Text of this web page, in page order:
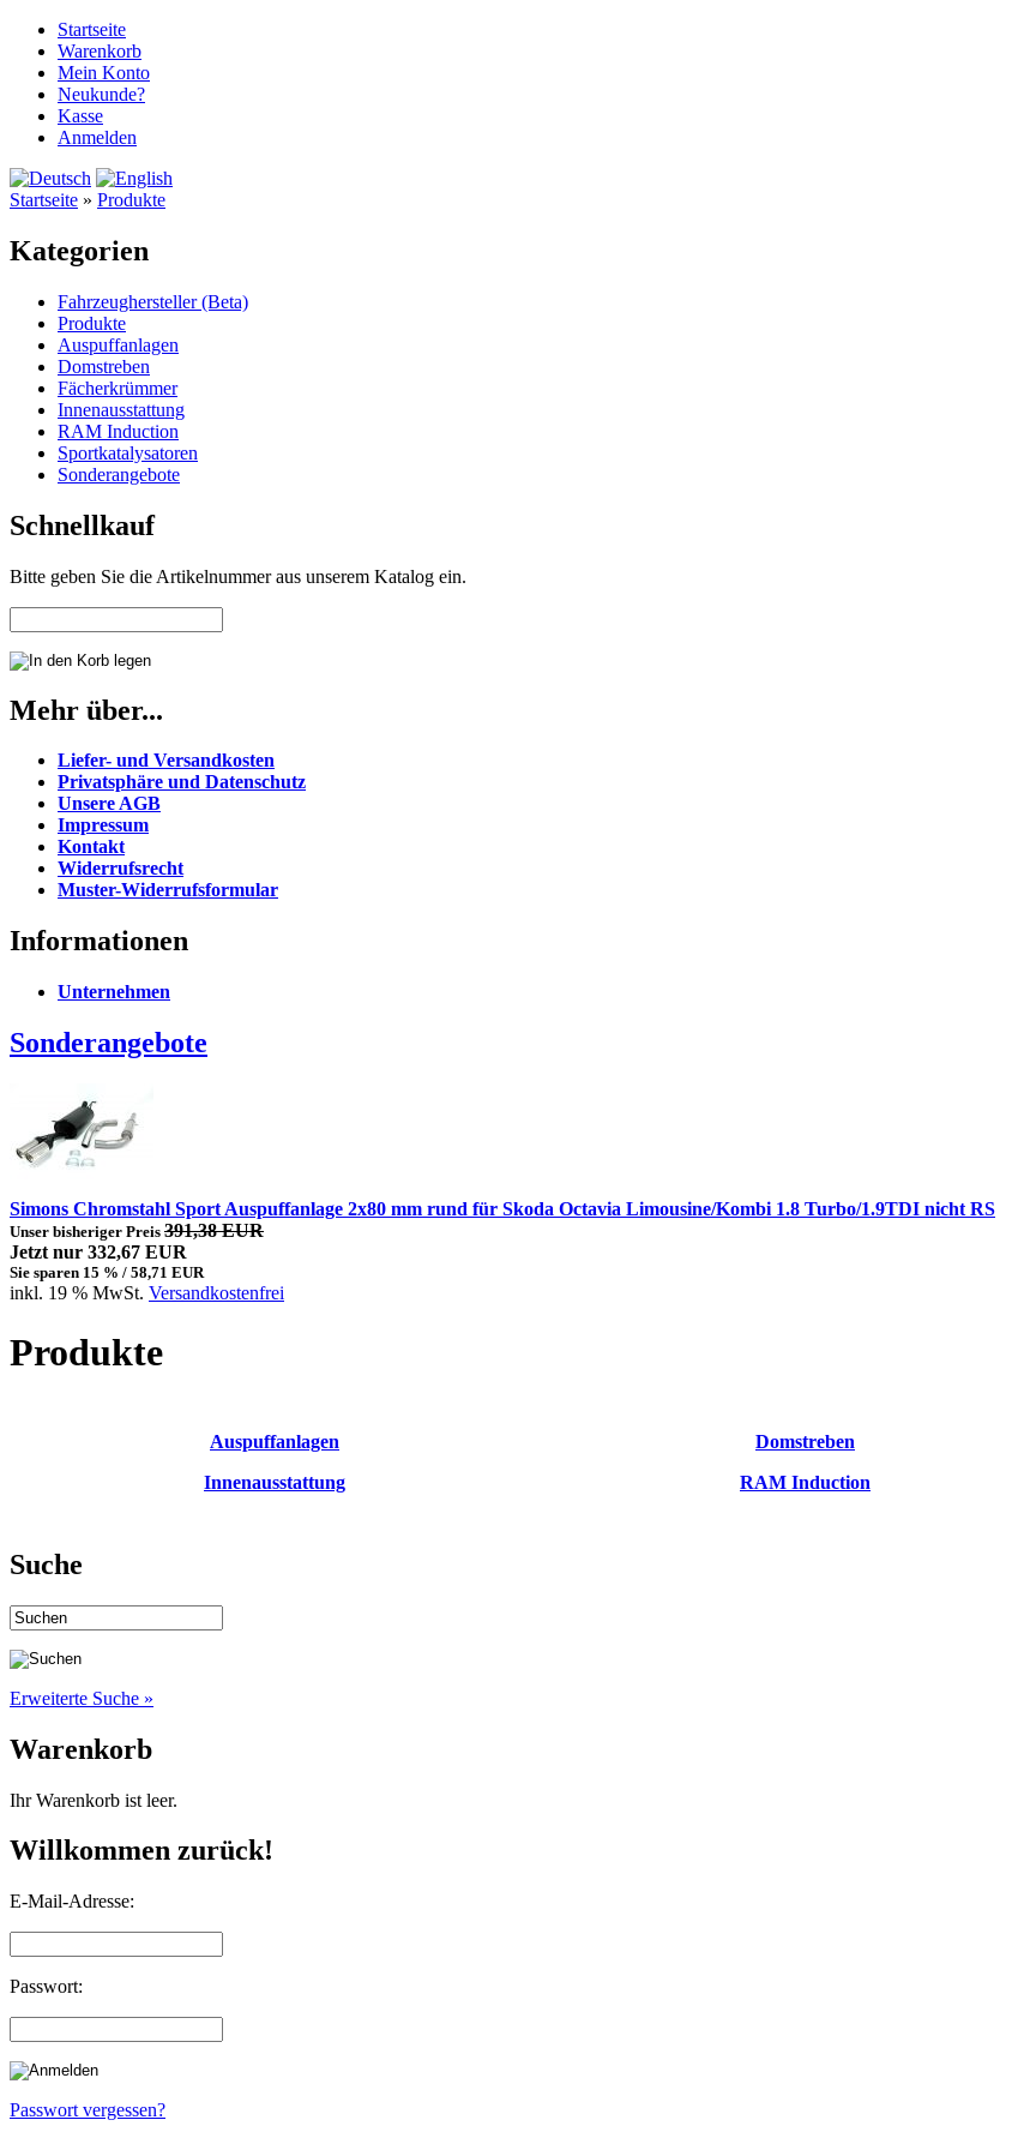
Startseite
Warenkorb
Mein Konto
Neukunde?
Kasse
Anmelden
Startseite » Produkte
Kategorien
Fahrzeughersteller (Beta)
Produkte
Auspuffanlagen
Domstreben
Fächerkrümmer
Innenausstattung
RAM Induction
Sportkatalysatoren
Sonderangebote
Schnellkauf
Bitte geben Sie die Artikelnummer aus unserem Katalog ein.
Mehr über...
Liefer- und Versandkosten
Privatsphäre und Datenschutz
Unsere AGB
Impressum
Kontakt
Widerrufsrecht
Muster-Widerrufsformular
Informationen
Unternehmen
Sonderangebote
Simons Chromstahl Sport Auspuffanlage 2x80 mm rund für Skoda Octavia Limousine/Kombi 1.8 Turbo/1.9TDI nicht RS
Unser bisheriger Preis 391,38 EUR
Jetzt nur 332,67 EUR
Sie sparen 15 % / 58,71 EUR
inkl. 19 % MwSt. Versandkostenfrei
Produkte
Auspuffanlagen Domstreben
Innenausstattung
RAM Induction
Suche
Erweiterte Suche »
Warenkorb
Ihr Warenkorb ist leer.
Willkommen zurück!
E-Mail-Adresse:
Passwort:
Passwort vergessen?